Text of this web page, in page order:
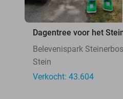
Dagentree voor het
Belevenispark Steinerbos
Stein
Verkocht: 43.604